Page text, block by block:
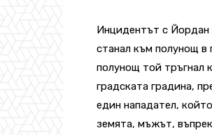
Инцидентът с Йордан
станал към полунощ в
полунощ той тръгнал
градската градина,
един нападател,
земята, мъжът,